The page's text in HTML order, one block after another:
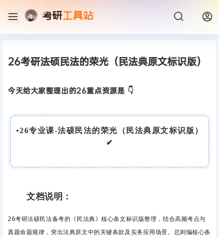
26考研法硕民法的荣光（民法典原文标识版）
今天给大家整理出的26重点资源是 👇
•26专业课-法硕民法的荣光（民法典原文标识版）
✔
文档说明：
26考研法硕民法备考的《民法典》核心条文标识版整理，结合高频考点与
真题命题规律，突出法典原文中的关键条款及实务应用场景。总则编核心条